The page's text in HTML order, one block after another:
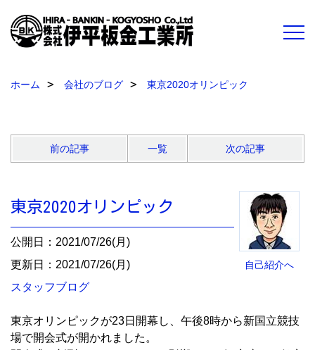
ホーム 会社のブログ 東京2020オリンピック
前の記事 一覧 次の記事
自己紹介へ
東京2020オリンピック
公開日：2021/07/26(月)
更新日：2021/07/26(月)
スタッフブログ
東京オリンピックが23日開幕し、午後8時から新国立競技
場で開会式が開かれました。